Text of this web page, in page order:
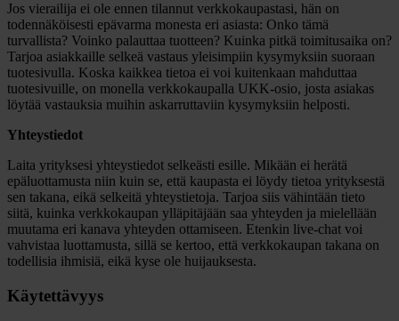
Jos vierailija ei ole ennen tilannut verkkokaupastasi, hän on
todennäköisesti epävarma monesta eri asiasta: Onko tämä
turvallista? Voinko palauttaa tuotteen? Kuinka pitkä toimitusaika on?
Tarjoa asiakkaille selkeä vastaus yleisimpiin kysymyksiin suoraan
tuotesivulla. Koska kaikkea tietoa ei voi kuitenkaan mahduttaa
tuotesivuille, on monella verkkokaupalla UKK-osio, josta asiakas
löytää vastauksia muihin askarruttaviin kysymyksiin helposti.
Yhteystiedot
Laita yrityksesi yhteystiedot selkeästi esille. Mikään ei herätä
epäluottamusta niin kuin se, että kaupasta ei löydy tietoa yrityksestä
sen takana, eikä selkeitä yhteystietoja. Tarjoa siis vähintään tieto
siitä, kuinka verkkokaupan ylläpitäjään saa yhteyden ja mielellään
muutama eri kanava yhteyden ottamiseen. Etenkin live-chat voi
vahvistaa luottamusta, sillä se kertoo, että verkkokaupan takana on
todellisia ihmisiä, eikä kyse ole huijauksesta.
Käytettävyys